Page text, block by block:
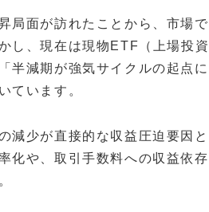
局面が訪れたことから、市場
し、現在は現物ETF（上場投
半減期が強気サイクルの起点
ています。
減少が直接的な収益圧迫要因
化や、取引手数料への収益依